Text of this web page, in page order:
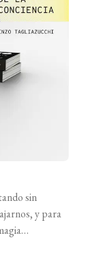
sin
y para